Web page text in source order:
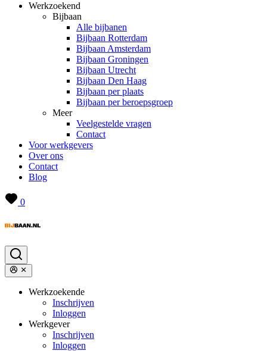
Werkzoekend
Bijbaan
Alle bijbanen
Bijbaan Rotterdam
Bijbaan Amsterdam
Bijbaan Groningen
Bijbaan Utrecht
Bijbaan Den Haag
Bijbaan per plaats
Bijbaan per beroepsgroep
Meer
Veelgestelde vragen
Contact
Voor werkgevers
Over ons
Contact
Blog
0
Werkzoekende
Inschrijven
Inloggen
Werkgever
Inschrijven
Inloggen